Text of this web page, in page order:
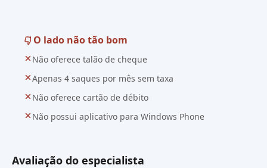
O lado não tão bom
Não oferece talão de cheque
Apenas 4 saques por mês sem taxa
Não oferece cartão de débito
Não possui aplicativo para Windows Phone
Avaliação do especialista